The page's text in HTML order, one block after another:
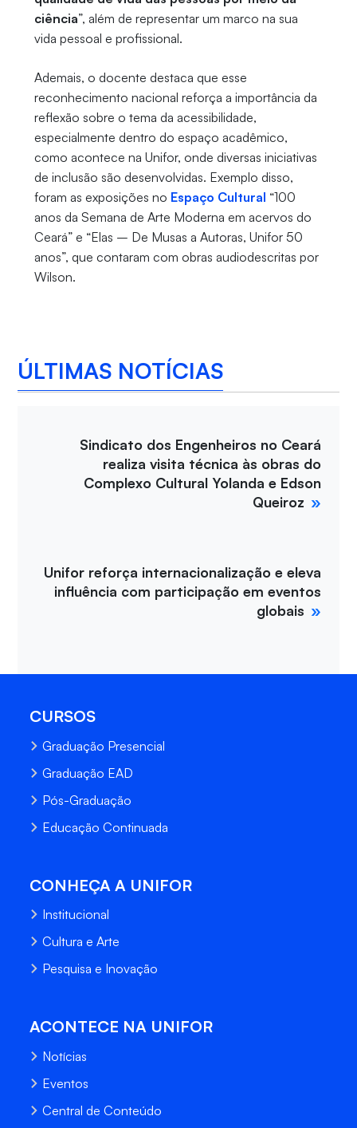
ciência”, além de representar um marco na sua
vida pessoal e profissional.
Ademais, o docente destaca que esse
reconhecimento nacional reforça a importância da
reflexão sobre o tema da acessibilidade,
especialmente dentro do espaço acadêmico,
como acontece na Unifor, onde diversas iniciativas
de inclusão são desenvolvidas. Exemplo disso,
foram as exposições no Espaço Cultural “100
anos da Semana de Arte Moderna em acervos do
Ceará” e “Elas – De Musas a Autoras, Unifor 50
anos”, que contaram com obras audiodescritas por
Wilson.
ÚLTIMAS NOTÍCIAS
Sindicato dos Engenheiros no Ceará
realiza visita técnica às obras do
Complexo Cultural Yolanda e Edson
Queiroz
Unifor reforça internacionalização e eleva
influência com participação em eventos
globais
CURSOS
Graduação Presencial
Graduação EAD
Pós-Graduação
Educação Continuada
CONHEÇA A UNIFOR
Institucional
Cultura e Arte
Pesquisa e Inovação
ACONTECE NA UNIFOR
Notícias
Eventos
Central de Conteúdo